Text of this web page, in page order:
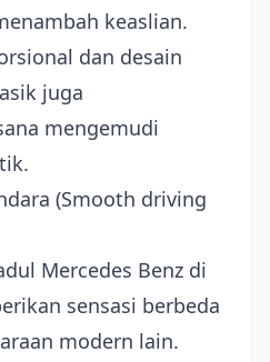
keaslian.
dan desain
juga
mengemudi
(Smooth driving
Mercedes Benz di
sensasi berbeda
modern lain.